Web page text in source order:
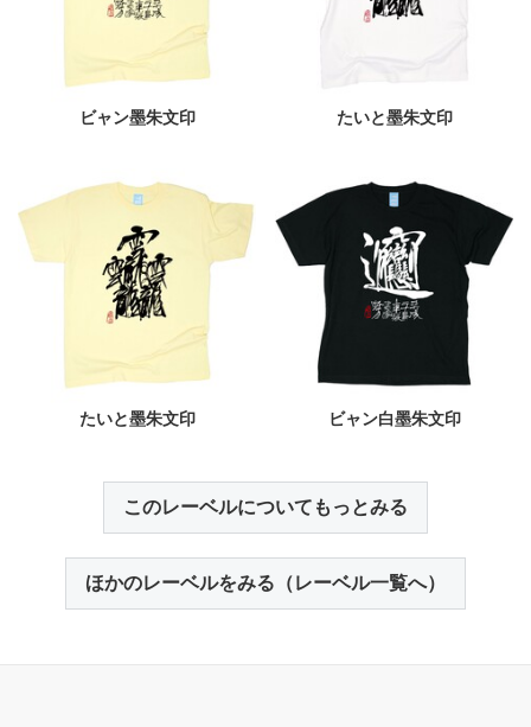
ビャン墨朱文印 たいと墨朱文印
たいと墨朱文印 ビャン白墨朱文印
このレーベルについてもっとみる
ほかのレーベルをみる（レーベル一覧へ）